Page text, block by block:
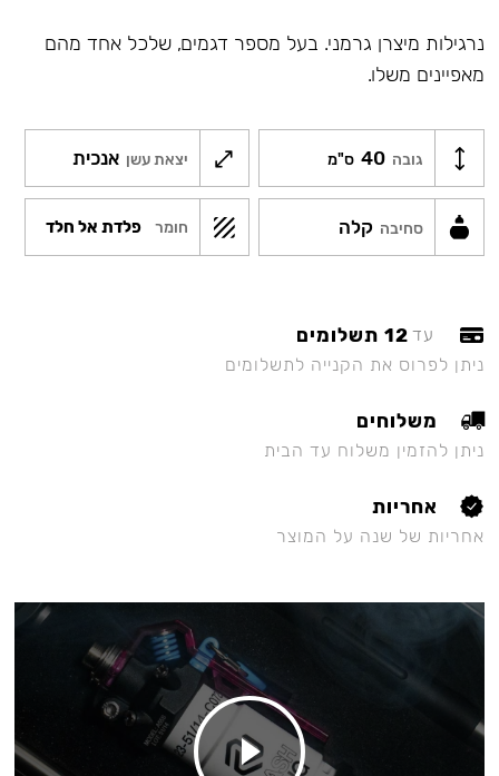
נרגילות מיצרן גרמני. בעל מספר דגמים, שלכל אחד מהם
מאפיינים משלו.
גובה 40 ס"מ יצאת עשן אנכית
סחיבה קלה חומר פלדת אל חלד
עד 12 תשלומים
ניתן לפרוס את הקנייה לתשלומים
משלוחים
ניתן להזמין משלוח עד הבית
אחריות
אחריות של שנה על המוצר